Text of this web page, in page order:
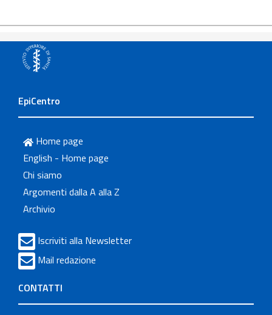
EpiCentro
Home page
English - Home page
Chi siamo
Argomenti dalla A alla Z
Archivio
Iscriviti alla Newsletter
Mail redazione
CONTATTI